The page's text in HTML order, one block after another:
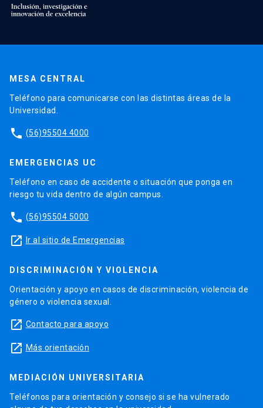
MESA CENTRAL
Teléfono para comunicarse con las distintas áreas de la
Universidad.
phone (56)95504 4000
EMERGENCIAS UC
Teléfono en caso de accidente o situación que ponga en
riesgo tu vida dentro de algún campus.
phone (56)95504 5000
launch Ir al sitio de Emergencias
DISCRIMINACIÓN Y VIOLENCIA
Orientación y apoyo en casos de discriminación, violencia de
género o violencia sexual.
launch Contacto para apoyo
launch Más orientación
MEDIACIÓN UNIVERSITARIA
Teléfonos para orientación y consejo si se ha vulnerado